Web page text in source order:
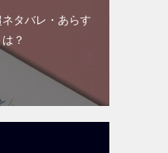
タバレ・あらす
？